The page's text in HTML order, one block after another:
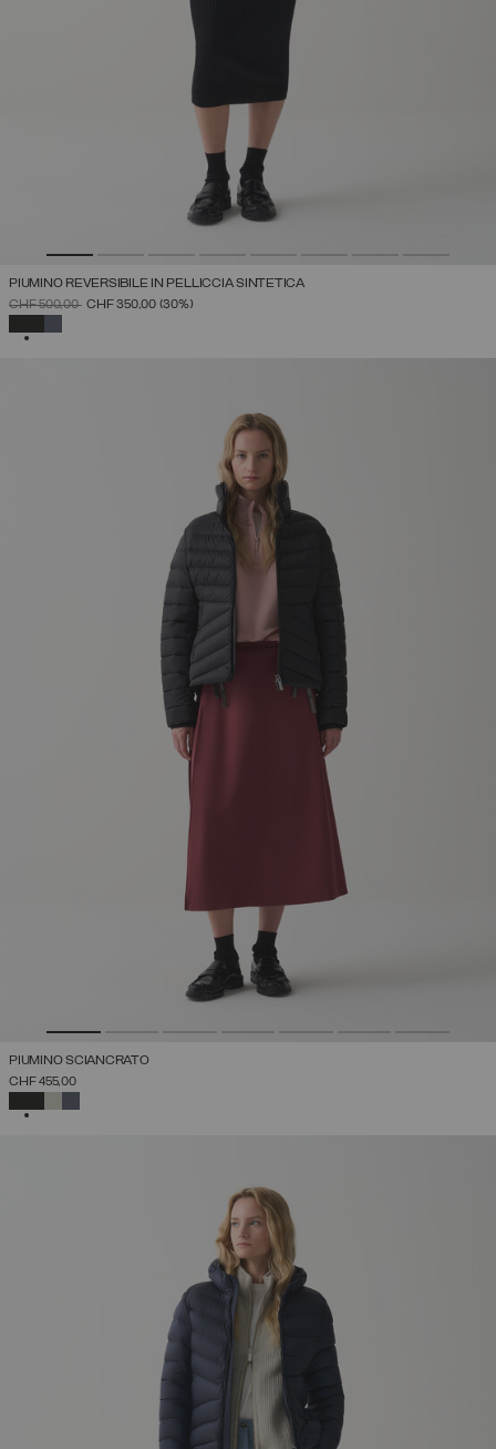
PIUMINO REVERSIBILE IN PELLICCIA SINTETICA
PREZZO RIDOTTO DA
CHF 500,00ACHF 350,00 (30%)
PIUMINO SCIANCRATO
CHF 455,00